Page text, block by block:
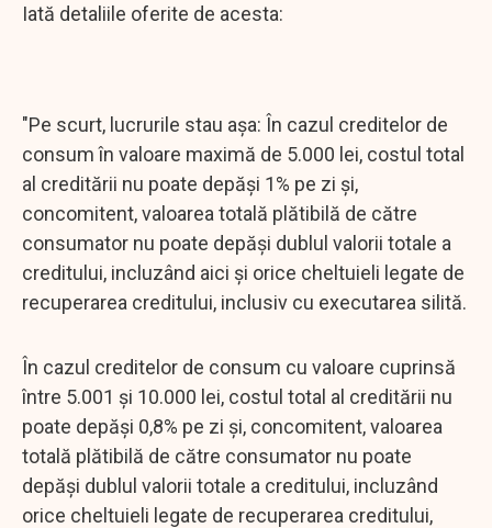
Iată detaliile oferite de acesta:
"Pe scurt, lucrurile stau aşa: În cazul creditelor de
consum în valoare maximă de 5.000 lei, costul total
al creditării nu poate depăși 1% pe zi și,
concomitent, valoarea totală plătibilă de către
consumator nu poate depăși dublul valorii totale a
creditului, incluzând aici şi orice cheltuieli legate de
recuperarea creditului, inclusiv cu executarea silită.
În cazul creditelor de consum cu valoare cuprinsă
între 5.001 și 10.000 lei, costul total al creditării nu
poate depăși 0,8% pe zi și, concomitent, valoarea
totală plătibilă de către consumator nu poate
depăși dublul valorii totale a creditului, incluzând
orice cheltuieli legate de recuperarea creditului,